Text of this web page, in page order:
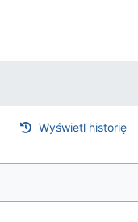
Wyświetl historię